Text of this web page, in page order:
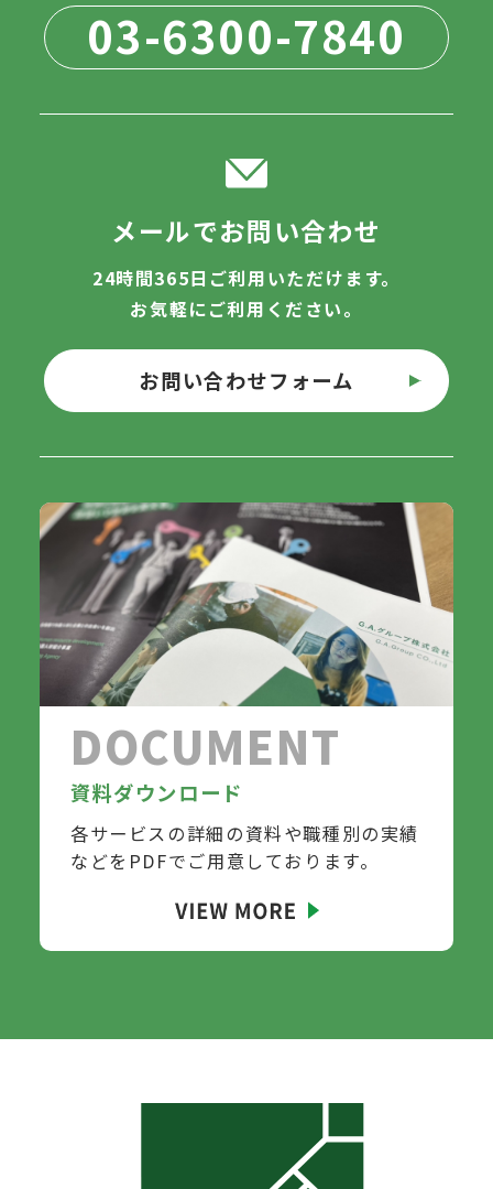
03-6300-7840
メールでお問い合わせ
24時間365日ご利用いただけます。
お気軽にご利用ください。
お問い合わせフォーム
DOCUMENT
資料ダウンロード
各サービスの詳細の資料や職種別の実績
などを PDFでご用意しております。